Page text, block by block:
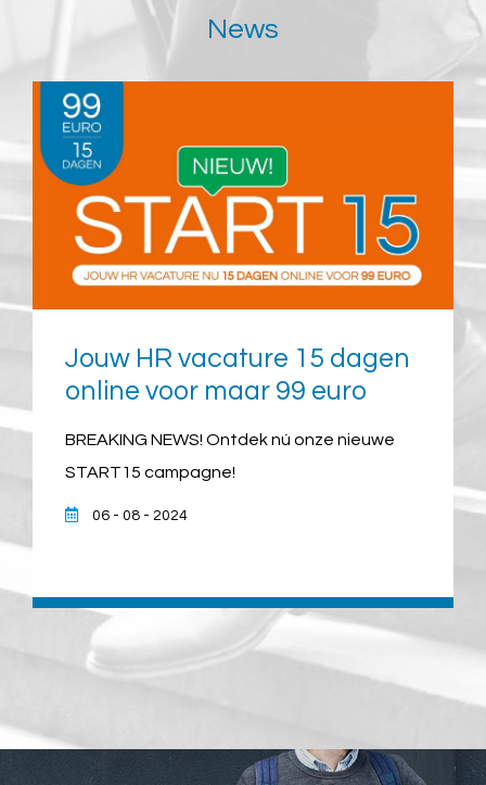
News
Jouw HR vacature 15 dagen
online voor maar 99 euro
BREAKING NEWS! Ontdek nú onze nieuwe
START15 campagne!
06 - 08 - 2024